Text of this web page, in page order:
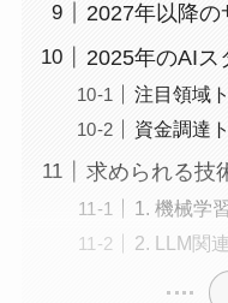
2027年以降
2025年のAIス
注目領域
資金調達
求められる技
1. 機械学
2. LLM関